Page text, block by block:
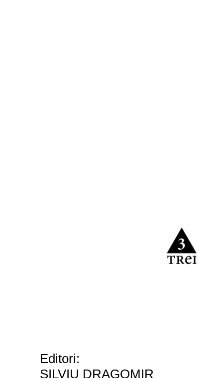
Editori:
SILVIU DRAGOMIR